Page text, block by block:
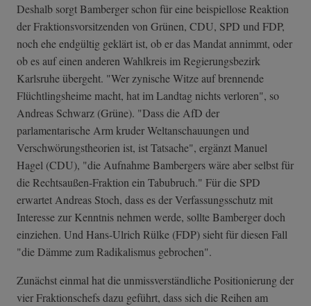
Deshalb sorgt Bamberger schon für eine beispiellose Reaktion
der Fraktionsvorsitzenden von Grünen, CDU, SPD und FDP,
noch ehe endgültig geklärt ist, ob er das Mandat annimmt, oder
ob es auf einen anderen Wahlkreis im Regierungsbezirk
Karlsruhe übergeht. "Wer zynische Witze auf brennende
Flüchtlingsheime macht, hat im Landtag nichts verloren", so
Andreas Schwarz (Grüne). "Dass die AfD der
parlamentarische Arm kruder Weltanschauungen und
Verschwörungstheorien ist, ist Tatsache", ergänzt Manuel
Hagel (CDU), "die Aufnahme Bambergers wäre aber selbst für
die Rechtsaußen-Fraktion ein Tabubruch." Für die SPD
erwartet Andreas Stoch, dass es der Verfassungsschutz mit
Interesse zur Kenntnis nehmen werde, sollte Bamberger doch
einziehen. Und Hans-Ulrich Rülke (FDP) sieht für diesen Fall
"die Dämme zum Radikalismus gebrochen".
Zunächst einmal hat die unmissverständliche Positionierung der
vier Fraktionschefs dazu geführt, dass sich die Reihen am